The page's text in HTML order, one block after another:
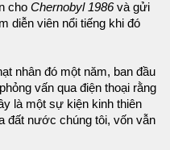
cho Chernobyl 1986và gửi
diễn viên nổi tiếng khi đó
nhân đó một năm, ban đầu
vấn qua điện thoại rằng
là một sự kiện kinh thiên
đất nước chúng tôi, vốn vẫn